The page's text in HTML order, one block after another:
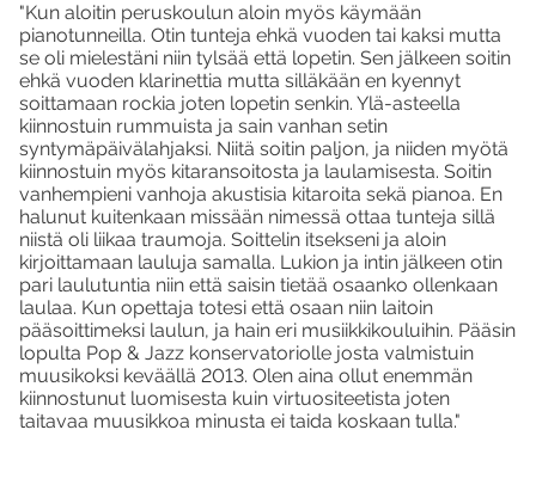
"Kun aloitin peruskoulun aloin myös käymään
pianotunneilla. Otin tunteja ehkä vuoden tai kaksi mutta
se oli mielestäni niin tylsää että lopetin. Sen jälkeen soitin
ehkä vuoden klarinettia mutta silläkään en kyennyt
soittamaan rockia joten lopetin senkin. Ylä-asteella
kiinnostuin rummuista ja sain vanhan setin
syntymäpäivälahjaksi. Niitä soitin paljon, ja niiden myötä
kiinnostuin myös kitaransoitosta ja laulamisesta. Soitin
vanhempieni vanhoja akustisia kitaroita sekä pianoa. En
halunut kuitenkaan missään nimessä ottaa tunteja sillä
niistä oli liikaa traumoja. Soittelin itsekseni ja aloin
kirjoittamaan lauluja samalla. Lukion ja intin jälkeen otin
pari laulutuntia niin että saisin tietää osaanko ollenkaan
laulaa. Kun opettaja totesi että osaan niin laitoin
pääsoittimeksi laulun, ja hain eri musiikkikouluihin. Pääsin
lopulta Pop & Jazz konservatoriolle josta valmistuin
muusikoksi keväällä 2013. Olen aina ollut enemmän
kiinnostunut luomisesta kuin virtuositeetista joten
taitavaa muusikkoa minusta ei taida koskaan tulla."